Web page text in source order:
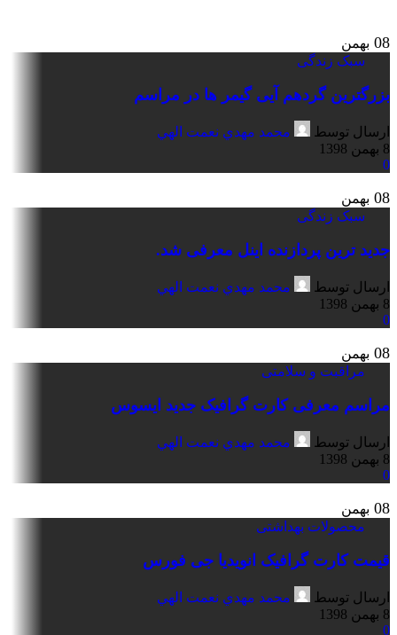
08 بهمن
سبک زندگی
بزرگترین گردهم آیی گیمر ها در مراسم
ارسال توسط
محمد مهدي نعمت الهي
8 بهمن 1398
0
08 بهمن
سبک زندگی
جدید ترین پردازنده اینل معرفی شد.
ارسال توسط
محمد مهدي نعمت الهي
8 بهمن 1398
0
08 بهمن
مراقبت و سلامتی
مراسم معرفی کارت گرافیک جدید ایسوس
ارسال توسط
محمد مهدي نعمت الهي
8 بهمن 1398
0
08 بهمن
محصولات بهداشتی
قیمت کارت گرافیک انویدیا جی فورس
ارسال توسط
محمد مهدي نعمت الهي
8 بهمن 1398
0